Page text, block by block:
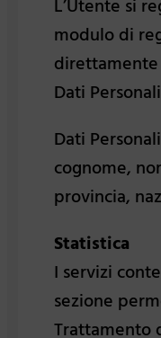
L’Utente si
modulo di
Dati
Dati
cognome,
provincia,
Statistica
I servizi
sezione
Trattamento